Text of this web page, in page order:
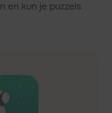
en kun je puzzels